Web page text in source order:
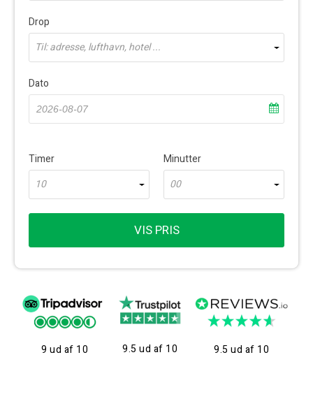
Drop
Til: adresse, lufthavn, hotel ...
Dato
Timer
10
Minutter
00
VIS PRIS
9 ud af 10 9.5 ud af 10 9.5 ud af 10